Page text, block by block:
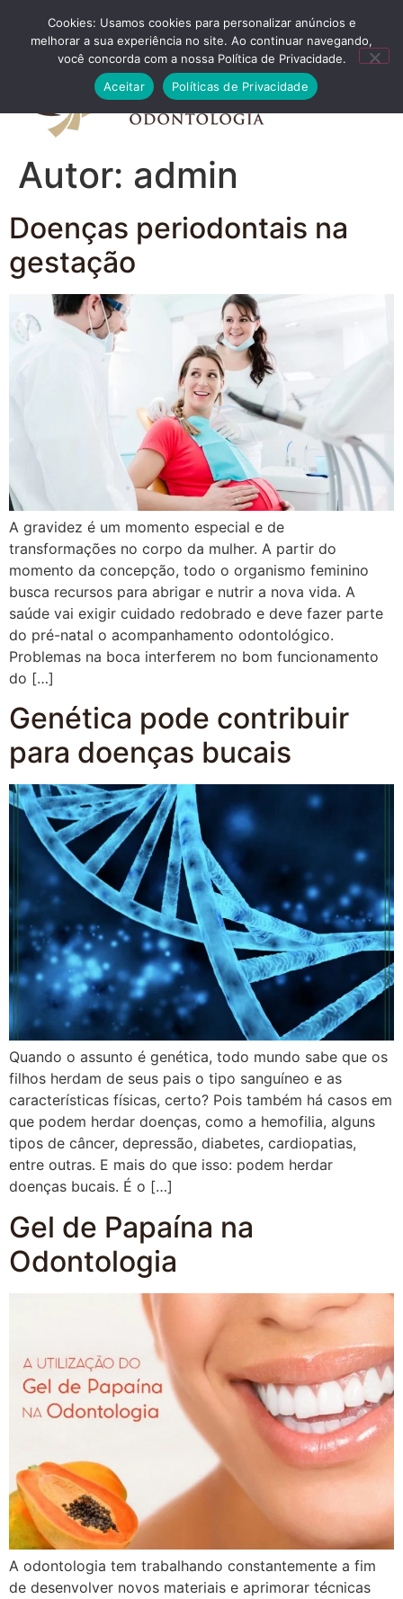
FALE CONOSCO
Autor: admin
Doenças periodontais na
gestação
A gravidez é um momento especial e de
transformações no corpo da mulher. A partir do
momento da concepção, todo o organismo feminino
busca recursos para abrigar e nutrir a nova vida. A
saúde vai exigir cuidado redobrado e deve fazer parte
do pré-natal o acompanhamento odontológico.
Problemas na boca interferem no bom funcionamento
do […]
Genética pode contribuir
para doenças bucais
Quando o assunto é genética, todo mundo sabe que os
filhos herdam de seus pais o tipo sanguíneo e as
características físicas, certo? Pois também há casos em
que podem herdar doenças, como a hemofilia, alguns
tipos de câncer, depressão, diabetes, cardiopatias,
entre outras. E mais do que isso: podem herdar
doenças bucais. É o […]
Gel de Papaína na
Odontologia
A odontologia tem trabalhando constantemente a fim
de desenvolver novos materiais e aprimorar técnicas
Cookies: Usamos cookies para personalizar anúncios e
melhorar a sua experiência no site. Ao continuar navegando,
você concorda com a nossa Política de Privacidade.
Aceitar
Políticas de Privacidade